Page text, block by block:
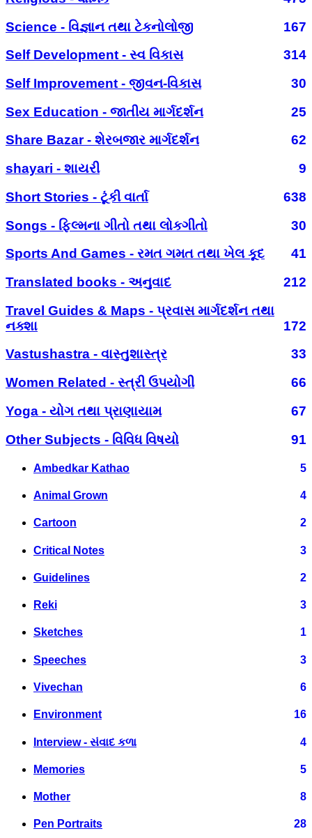
Science - વિજ્ઞાન તથા ટેકનોલોજી
167
Self Development - સ્વ વિકાસ
314
Self Improvement - જીવન-વિકાસ
30
Sex Education - જાતીય માર્ગદર્શન
25
Share Bazar - શેરબજાર માર્ગદર્શન
62
shayari - શાયરી
9
Short Stories - ટૂંકી વાર્તા
638
Songs - ફિલ્મના ગીતો તથા લોકગીતો
30
Sports And Games - રમત ગમત તથા ખેલ કૂદ
41
Translated books - અનુવાદ
212
Travel Guides & Maps - પ્રવાસ માર્ગદર્શન તથા
નક્શા
172
Vastushastra - વાસ્તુશાસ્ત્ર
33
Women Related - સ્ત્રી ઉપયોગી
66
Yoga - યોગ તથા પ્રાણાયામ
67
Other Subjects - વિવિધ વિષયો
91
Ambedkar Kathao 5
Animal Grown 4
Cartoon 2
Critical Notes 3
Guidelines 2
Reki 3
Sketches 1
Speeches 3
Vivechan 6
Environment 16
Interview - સંવાદ કળા 4
Memories 5
Mother 8
Pen Portraits 28